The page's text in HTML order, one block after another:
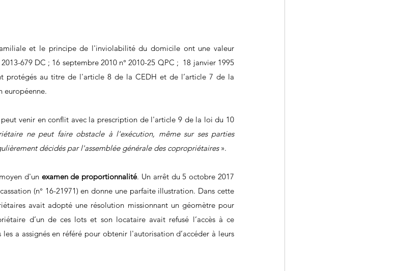
et le principe de l'inviolabilité du domicile ont une valeur
679 DC ; 16 septembre 2010 n° 2010-25 QPC ;  18 janvier 1995
protégés au titre de l'article 8 de la CEDH et de l’article 7 de la
européenne.
venir en conflit avec la prescription de l'article 9 de la loi du 10
ne peut faire obstacle à l'exécution, même sur ses parties
décidés par l'assemblée générale des copropriétaires ».
d'un examen de proportionnalité. Un arrêt du 5 octobre 2017
(n° 16-21971) en donne une parfaite illustration. Dans cette
avait adopté une résolution missionnant un géomètre pour
d’un de ces lots et son locataire avait refusé l’accès à ce
a assignés en référé pour obtenir l'autorisation d’accéder à leurs